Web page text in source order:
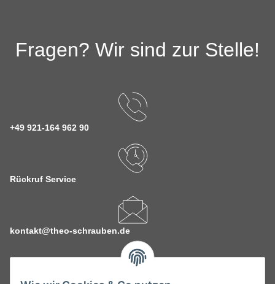
Fragen? Wir sind zur Stelle!
+49 921-164 962 90
Rückruf Service
kontakt@theo-schrauben.de